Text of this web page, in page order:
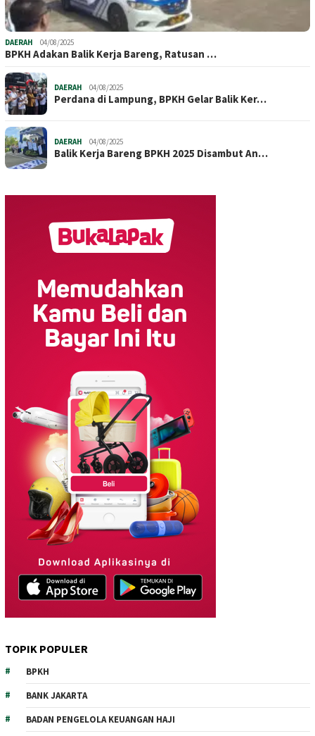
DAERAH 04/08/2025
BPKH Adakan Balik Kerja Bareng, Ratusan …
DAERAH 04/08/2025
Perdana di Lampung, BPKH Gelar Balik Ker…
DAERAH 04/08/2025
Balik Kerja Bareng BPKH 2025 Disambut An…
TOPIK POPULER
BPKH
BANK JAKARTA
BADAN PENGELOLA KEUANGAN HAJI